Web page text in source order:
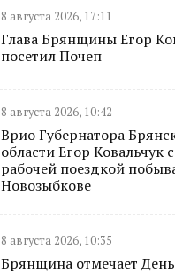
8 августа 2026, 17:11
Глава Брянщины Егор
посетил Почеп
8 августа 2026, 10:42
Врио Губернатора
области Егор Ковальчук с
рабочей поездкой
Новозыбкове
8 августа 2026, 10:35
Брянщина отмечает День